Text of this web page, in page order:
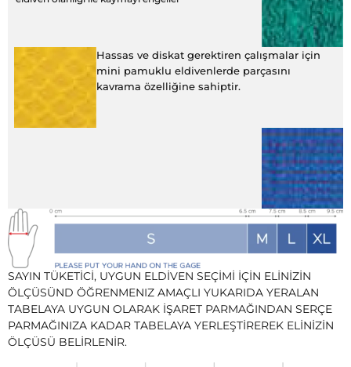
Hassas ve diskat gerektiren çalışmalar için
mini pamuklu eldivenlerde parçasını
kavrama özelliğine sahiptir.
SAYIN TÜKETİCİ, UYGUN ELDİVEN SEÇİMİ İÇİN ELİNİZİN
ÖLÇÜSÜND ÖĞRENMENIZ AMAÇLI YUKARIDA YERALAN
TABELAYA UYGUN OLARAK İŞARET PARMAĞINDAN SERÇE
PARMAĞINIZA KADAR TABELAYA YERLEŞTİREREK ELİNİZİN
ÖLÇÜSÜ BELİRLENİR.